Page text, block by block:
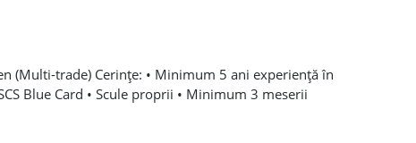
(Multi-trade) Cerințe: • Minimum 5 ani experiență în
Blue Card • Scule proprii • Minimum 3 meserii
– experiență solidă în mai multe domenii din construcții •